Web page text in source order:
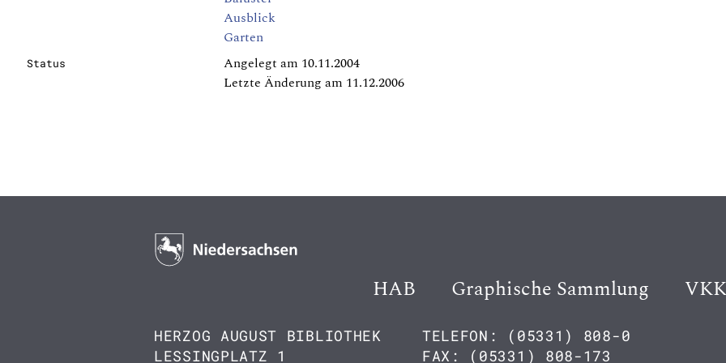
Ausblick
Garten
Status
Angelegt am 10.11.2004
Letzte Änderung am 11.12.2006
HAB Graphische Sammlung VKK
HERZOG AUGUST BIBLIOTHEK
LESSINGPLATZ 1
TELEFON: (05331) 808-0
FAX: (05331) 808-173